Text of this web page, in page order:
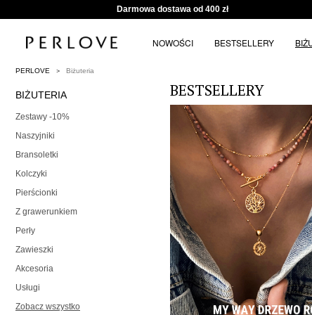
Darmowa dostawa od 400 zł
NOWOŚCI BESTSELLERY
PERLOVE Biżuteria
BIŻUTERIA
Zestawy -10%
Naszyjniki
Bransoletki
Kolczyki
Pierścionki
Z grawerunkiem
Perły
Zawieszki
Akcesoria
Usługi
Zobacz wszystko
BESTSELLERY